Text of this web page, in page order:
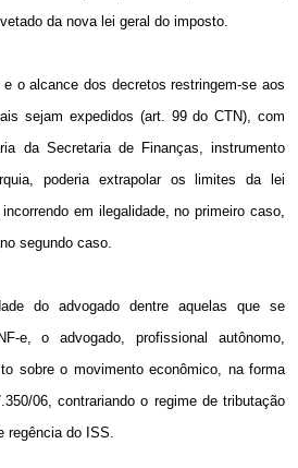
da nova lei geral do imposto.
o alcance dos decretos restringem-se aos
sejam expedidos (art. 99 do CTN), com
da Secretaria de Finanças, instrumento
poderia extrapolar os limites da lei
em ilegalidade, no primeiro caso,
segundo caso.
do advogado dentre aquelas que se
e, o advogado, profissional autônomo,
sobre o movimento econômico, na forma
06, contrariando o regime de tributação
regência do ISS.